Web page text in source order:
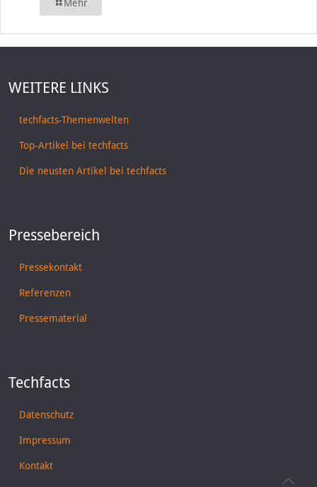
Mehr
WEITERE LINKS
techfacts-Themenwelten
Top-Artikel bei techfacts
Die neusten Artikel bei techfacts
Pressebereich
Pressekontakt
Referenzen
Pressematerial
Techfacts
Datenschutz
Impressum
Kontakt